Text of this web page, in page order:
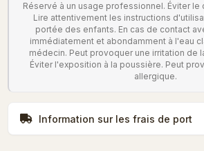
Réservé à un usage professionnel. Éviter le
Lire attentivement les instructions
portée des enfants. En cas de contact
immédiatement et abondamment à l'eau
médecin. Peut provoquer une irritation de
Éviter l'exposition à la poussière. Peut
allergique.
Information sur les frais de port